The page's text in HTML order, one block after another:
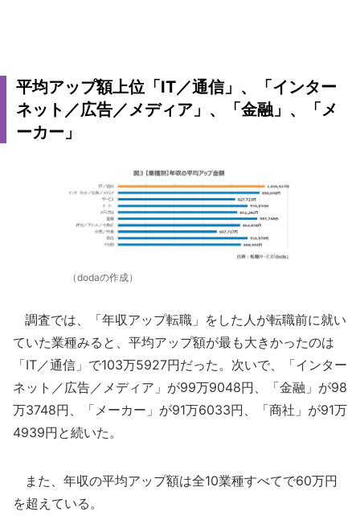
平均アップ額上位「IT／通信」、「インター
ネット／広告／メディア」、「金融」、「メ
ーカー」
（dodaの作成）
調査では、「年収アップ転職」をした人が転職前に就い
ていた業種みると、平均アップ額が最も大きかったのは
「IT／通信」で103万5927円だった。次いで、「インター
ネット／広告／メディア」が99万9048円、「金融」が98
万3748円、「メーカー」が91万6033円、「商社」が91万
4939円と続いた。
また、年収の平均アップ額は全10業種すべてで60万円
を超えている。